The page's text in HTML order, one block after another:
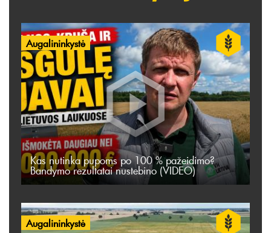
Augalininkystė
Kas nutinka pupoms po 100 % pažeidimo?
Bandymo rezultatai nustebino (VIDEO)
Augalininkystė